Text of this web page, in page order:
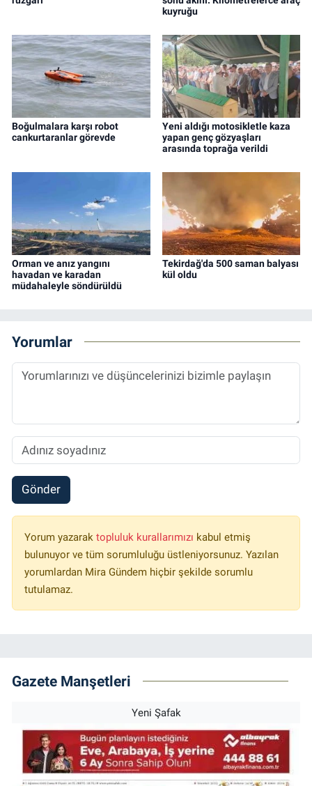
kuyruğu
Boğulmalara karşı robot
cankurtaranlar görevde
Yeni aldığı motosikletle kaza
yapan genç gözyaşları
arasında toprağa verildi
Orman ve anız yangını
havadan ve karadan
müdahaleyle söndürüldü
Tekirdağ'da 500 saman balyası
kül oldu
Yorumlar
Gönder
Yorum yazarak topluluk kurallarımızı kabul etmiş
bulunuyor ve tüm sorumluluğu üstleniyorsunuz. Yazılan
yorumlardan Mira Gündem hiçbir şekilde sorumlu
tutulamaz.
Gazete Manşetleri
Yeni Şafak